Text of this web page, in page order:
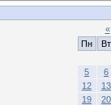
«
Пн
Вт
5
6
12
13
19
20